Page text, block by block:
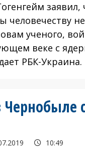
человечеству
ученого,
веке с
РБК-Украина.
10:49